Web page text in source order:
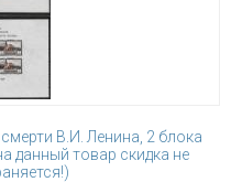
В.И. Ленина, 2 блока
данный товар скидка не